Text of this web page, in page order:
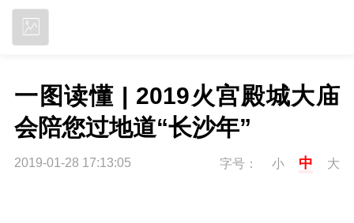
一图读懂 | 2019火宫殿城大庙
会陪您过地道“长沙年”
2019-01-28 17:13:05 字号： 小 中 大